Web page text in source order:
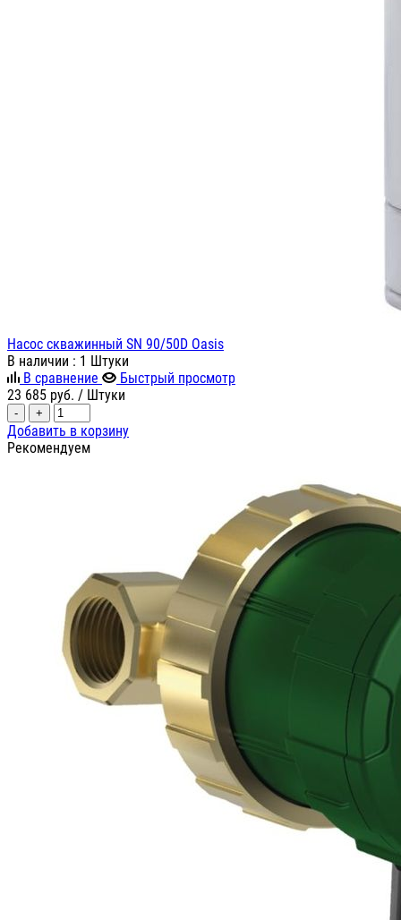
Насос скважинный SN 90/50D Oasis
В наличии : 1 Штуки
В сравнение
Быстрый просмотр
23 685 руб. / Штуки
- +
Добавить в корзину
Рекомендуем